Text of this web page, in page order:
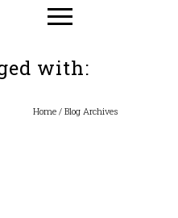
with:
Home / Blog Archives